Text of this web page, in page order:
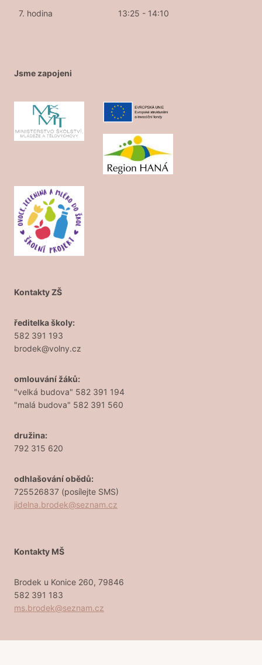
7. hodina 13:25 - 14:10
Jsme zapojeni
Kontakty ZŠ
ředitelka školy:
582 391 193
brodek@volny.cz
omlouvání žáků:
"velká budova" 582 391 194
"malá budova" 582 391 560
družina:
792 315 620
odhlašování obědů:
725526837 (posílejte SMS)
jidelna.brodek@seznam.cz
Kontakty MŠ
Brodek u Konice 260, 79846
582 391 183
ms.brodek@seznam.cz